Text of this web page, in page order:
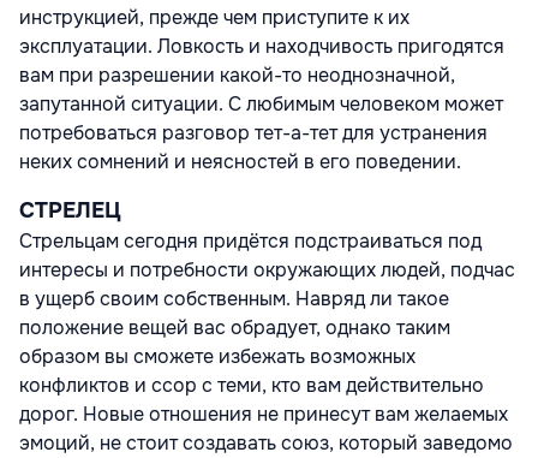
инструкцией, прежде чем приступите к их
эксплуатации. Ловкость и находчивость пригодятся
вам при разрешении какой-то неоднозначной,
запутанной ситуации. С любимым человеком может
потребоваться разговор тет-а-тет для устранения
неких сомнений и неясностей в его поведении.
СТРЕЛЕЦ
Стрельцам сегодня придётся подстраиваться под
интересы и потребности окружающих людей, подчас
в ущерб своим собственным. Навряд ли такое
положение вещей вас обрадует, однако таким
образом вы сможете избежать возможных
конфликтов и ссор с теми, кто вам действительно
дорог. Новые отношения не принесут вам желаемых
эмоций, не стоит создавать союз, который заведомо